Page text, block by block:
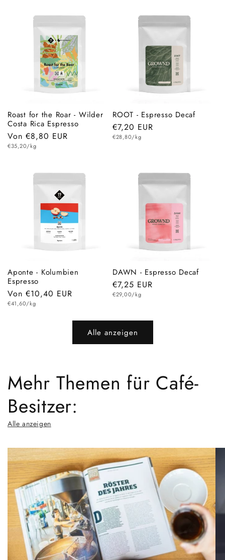
Roast for the Roar - Wilder
Costa Rica Espresso
Normaler
Preis
Von €8,80 EUR
Grundpreis
€35,20/kg
ROOT - Espresso Decaf
Normaler
Preis
€7,20 EUR
Grundpreis
€28,80/kg
Aponte - Kolumbien
Espresso
Normaler
Preis
Von €10,40 EUR
Grundpreis
€41,60/kg
DAWN - Espresso Decaf
Normaler
Preis
€7,25 EUR
Grundpreis
€29,00/kg
Alle anzeigen
Mehr Themen für Café-
Besitzer:
Alle anzeigen